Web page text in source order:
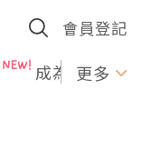
會員登記
成為U更多